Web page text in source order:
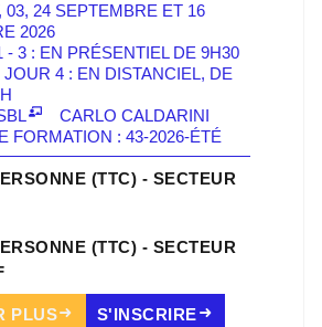
03, 24 SEPTEMBRE ET 16
2026
- 3 : EN PRÉSENTIEL DE 9H30
JOUR 4 : EN DISTANCIEL, DE
CARLO CALDARINI
FORMATION : 43-2026-ÉTÉ
(TTC) - SECTEUR
(TTC) - SECTEUR
PLUS S'INSCRIRE